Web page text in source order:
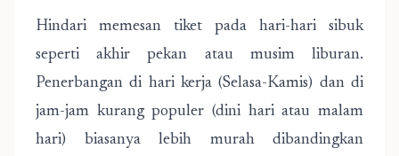
Hindari memesan tiket pada hari-hari sibuk
seperti akhir pekan atau musim liburan.
Penerbangan di hari kerja (Selasa-Kamis) dan di
jam-jam kurang populer (dini hari atau malam
hari) biasanya lebih murah dibandingkan